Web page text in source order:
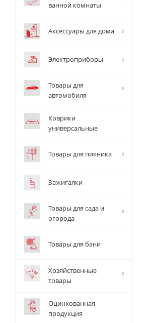
ванной комнаты
Аксессуары для дома
Электроприборы
Товары для
автомобиля
Коврики
универсальные
Товары для пикника
Зажигалки
Товары для сада и
огорода
Товары для бани
Хозяйственные
товары
Оцинкованная
продукция